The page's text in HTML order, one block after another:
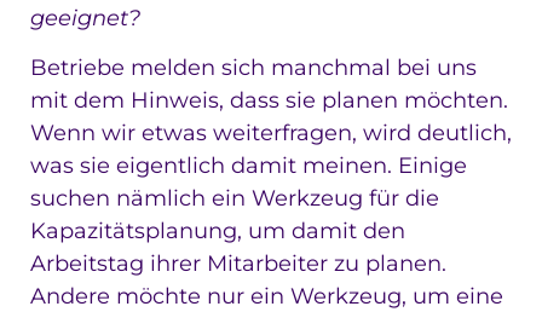
geeignet?
Betriebe melden sich manchmal bei uns
mit dem Hinweis, dass sie planen möchten.
Wenn wir etwas weiterfragen, wird deutlich,
was sie eigentlich damit meinen. Einige
suchen nämlich ein Werkzeug für die
Kapazitätsplanung, um damit den
Arbeitstag ihrer Mitarbeiter zu planen.
Andere möchte nur ein Werkzeug, um eine